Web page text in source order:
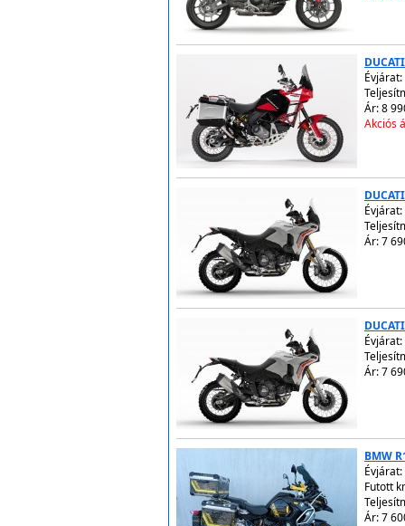
Évjárat:
Ár: 8
Akciós
Évjárat:
Ár: 7
Évjárat:
Ár: 7
BMW
Évjárat:
Futott
Ár: 7